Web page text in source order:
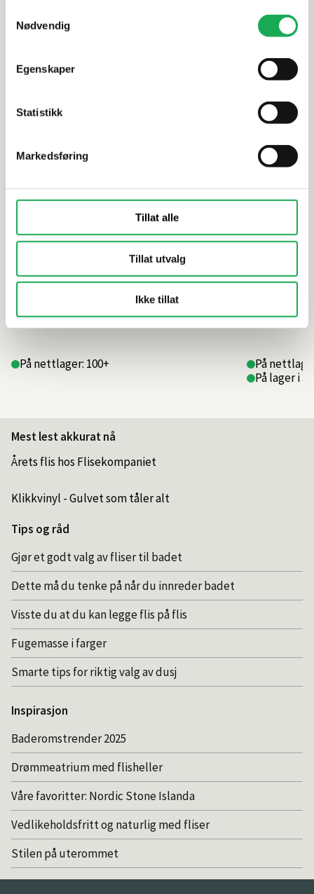
Nødvendig
Egenskaper
Statistikk
Markedsføring
Tillat alle
Tillat utvalg
Ikke tillat
Unit One, White 10x30 Flis
Før999,–per m²
På nettlager: 100+
Color
Før449,–per
På
På lager i
Mest lest akkurat nå
Årets flis hos Flisekompaniet
Klikkvinyl - Gulvet som tåler alt
Tips og råd
Gjør et godt valg av fliser til badet
Dette må du tenke på når du innreder badet
Visste du at du kan legge flis på flis
Fugemasse i farger
Smarte tips for riktig valg av dusj
Inspirasjon
Baderomstrender 2025
Drømmeatrium med flisheller
Våre favoritter: Nordic Stone Islanda
Vedlikeholdsfritt og naturlig med fliser
Stilen på uterommet